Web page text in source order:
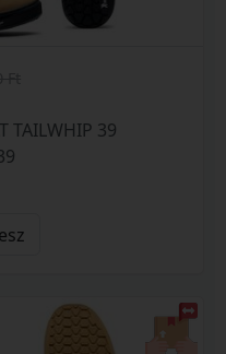
TAILWHIP 39